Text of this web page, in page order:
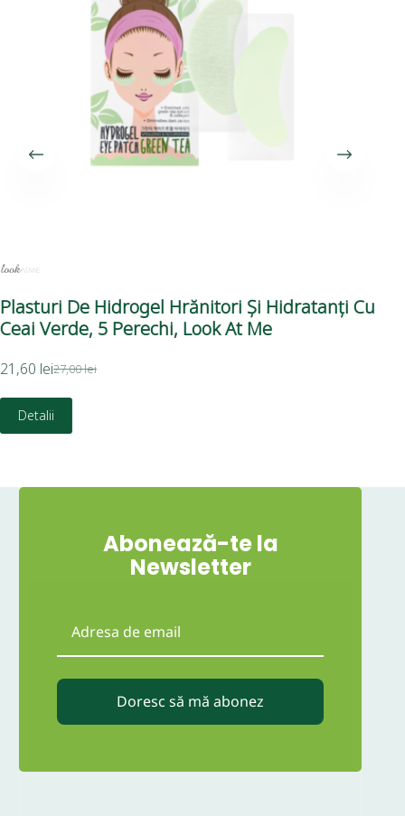
Plasturi De Hidrogel Hrănitori Și Hidratanți Cu
Ceai Verde, 5 Perechi, Look At Me
27,00lei
21,60 lei
Detalii
Abonează-te la
Newsletter
Doresc să mă abonez